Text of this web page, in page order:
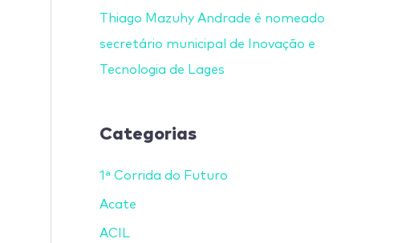
Thiago Mazuhy Andrade é nomeado
secretário municipal de Inovação e
Tecnologia de Lages
Categorias
1ª Corrida do Futuro
Acate
ACIL